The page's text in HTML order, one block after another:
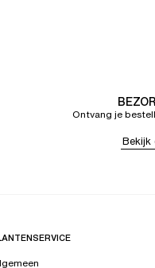
Ontvang je
Bekijk